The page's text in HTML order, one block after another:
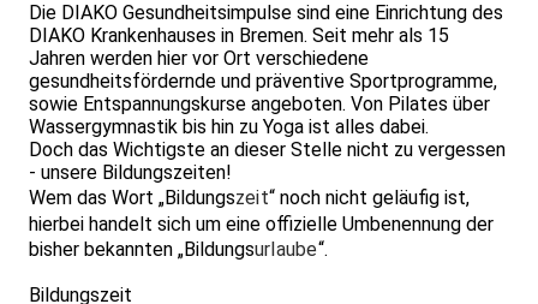
Die DIAKO Gesundheitsimpulse sind eine Einrichtung des
DIAKO Krankenhauses in Bremen. Seit mehr als 15
Jahren werden hier vor Ort verschiedene
gesundheitsfördernde und präventive Sportprogramme,
sowie Entspannungskurse angeboten. Von Pilates über
Wassergymnastik bis hin zu Yoga ist alles dabei.
Doch das Wichtigste an dieser Stelle nicht zu vergessen
- unsere Bildungszeiten!
Wem das Wort „Bildungszeit“ noch nicht geläufig ist,
hierbei handelt sich um eine offizielle Umbenennung der
bisher bekannten „Bildungsurlaube“.
Bildungszeit